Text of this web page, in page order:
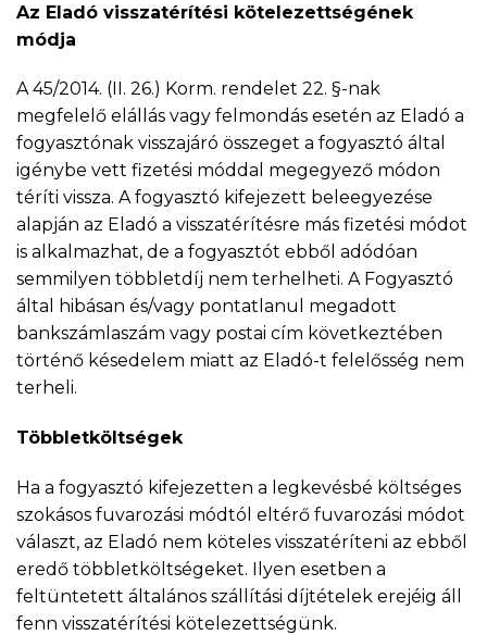
Az Eladó visszatérítési kötelezettségének
módja
A 45/2014. (II. 26.) Korm. rendelet 22. §-nak
megfelelő elállás vagy felmondás esetén az Eladó a
fogyasztónak visszajáró összeget a fogyasztó által
igénybe vett fizetési móddal megegyező módon
téríti vissza. A fogyasztó kifejezett beleegyezése
alapján az Eladó a visszatérítésre más fizetési módot
is alkalmazhat, de a fogyasztót ebből adódóan
semmilyen többletdíj nem terhelheti. A Fogyasztó
által hibásan és/vagy pontatlanul megadott
bankszámlaszám vagy postai cím következtében
történő késedelem miatt az Eladó-t felelősség nem
terheli.
Többletköltségek
Ha a fogyasztó kifejezetten a legkevésbé költséges
szokásos fuvarozási módtól eltérő fuvarozási módot
választ, az Eladó nem köteles visszatéríteni az ebből
eredő többletköltségeket. Ilyen esetben a
feltüntetett általános szállítási díjtételek erejéig áll
fenn visszatérítési kötelezettségünk.